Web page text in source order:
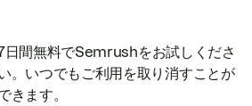
日間無料でSemrushをお試しくださ
。いつでもご利用を取り消すことが
きます。